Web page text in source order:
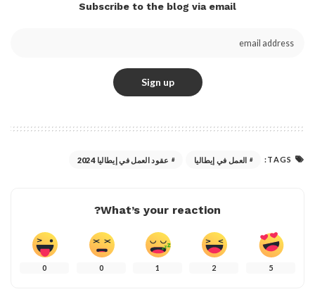
Subscribe to the blog via email
TAGS: العمل في إيطاليا عقود العمل في إيطاليا 2024
What’s your reaction?
5
2
1
0
0